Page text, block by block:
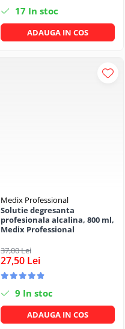
17 In stoc
ADAUGA IN COS
Medix Professional
Solutie degresanta
profesionala alcalina, 800 ml,
Medix Professional
37,00 Lei
27,50 Lei
9 In stoc
ADAUGA IN COS